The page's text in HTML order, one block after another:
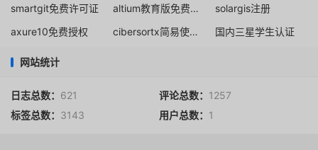
smartgit免费许可证
altium教育版免费注册申请
solargis注册
axure10免费授权
cibersortx简易使用教程 国内三星学生认证
网站统计
日志总数： 621 评论总数： 1257
标签总数： 3143 用户总数： 1